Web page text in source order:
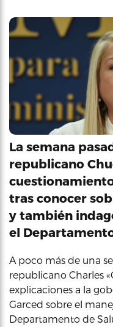
La semana
republicano
tras conocer
y también
el
A poco más de una
republicano Charles
explicaciones a la
Garced sobre el
Departamento de